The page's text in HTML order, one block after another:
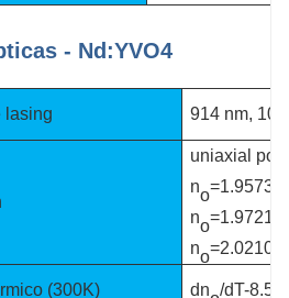
- Nd:YVO4
lasing 914 nm,
uniaxial
no=1.9573,
no=1.9721,
no=2.0210,
(300K) dn /dT-